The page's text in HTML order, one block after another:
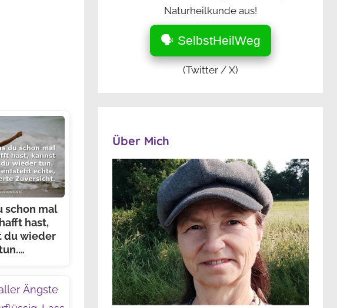
schon mal
hast,
du wieder
Naturheilkunde aus!
🗣️ SelbstHeilWeg
(Twitter / X)
Über Mich